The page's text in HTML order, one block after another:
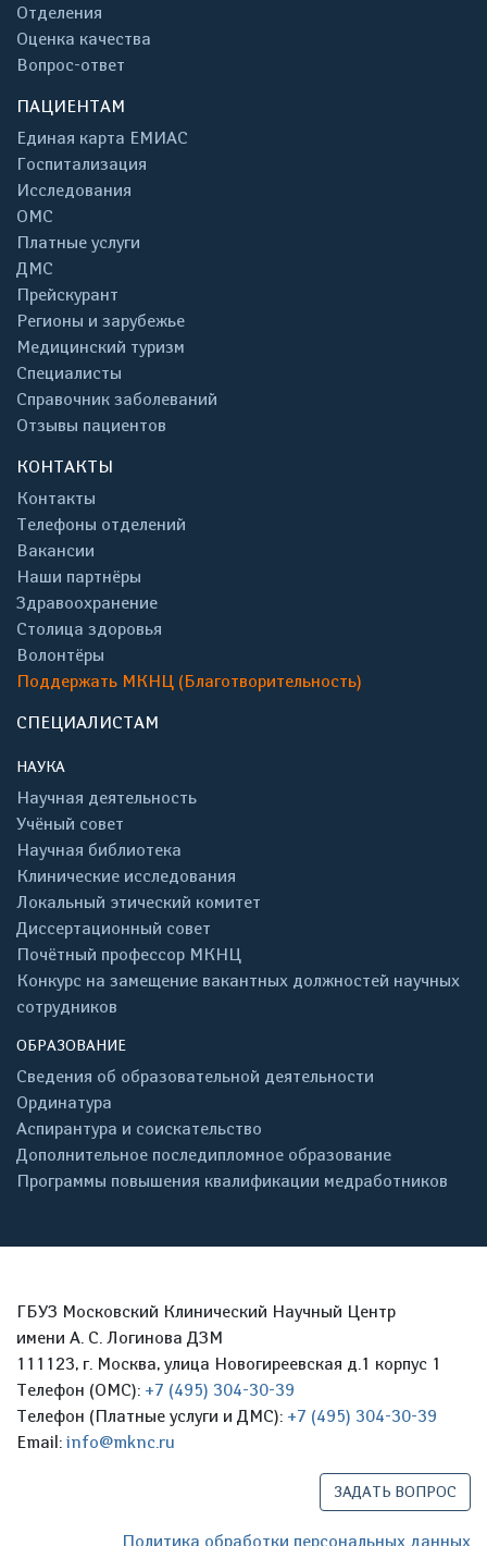
Отделения
Оценка качества
Вопрос-ответ
ПАЦИЕНТАМ
Единая карта ЕМИАС
Госпитализация
Исследования
ОМС
Платные услуги
ДМС
Прейскурант
Регионы и зарубежье
Медицинский туризм
Специалисты
Справочник заболеваний
Отзывы пациентов
КОНТАКТЫ
Контакты
Телефоны отделений
Вакансии
Наши партнёры
Здравоохранение
Столица здоровья
Волонтёры
Поддержать МКНЦ (Благотворительность)
СПЕЦИАЛИСТАМ
НАУКА
Научная деятельность
Учёный совет
Научная библиотека
Клинические исследования
Локальный этический комитет
Диссертационный совет
Почётный профессор МКНЦ
Конкурс на замещение вакантных должностей научных
сотрудников
ОБРАЗОВАНИЕ
Сведения об образовательной деятельности
Ординатура
Аспирантура и соискательство
Дополнительное последипломное образование
Программы повышения квалификации медработников
ГБУЗ Московский Клинический Научный Центр
имени А. С. Логинова ДЗМ
111123, г. Москва, улица Новогиреевская д.1 корпус 1
Телефон (ОМС): +7 (495) 304-30-39
Телефон (Платные услуги и ДМС): +7 (495) 304-30-39
Email: info@mknc.ru
ЗАДАТЬ ВОПРОС
Политика обработки персональных данных